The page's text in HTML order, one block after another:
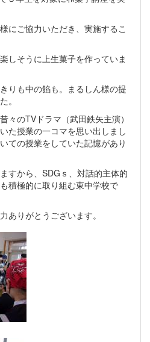
にご協力いただき、実施するこ
しそうに上生菓子を作っていま
りも中の餡も。まるしん様の提
。
々のTVドラマ（武田鉄矢主演）
た授業の一コマを思い出しまし
ての授業をしていた記憶があり
すから、SDGｓ、対話的主体的
積極的に取り組む東中学校で
ありがとうございます。